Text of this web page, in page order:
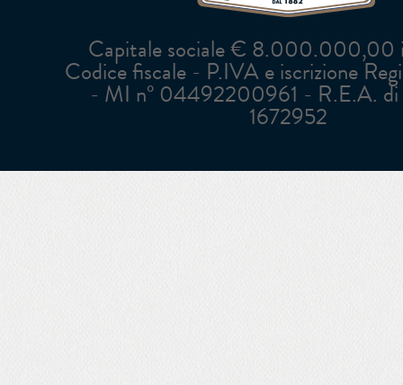
Capitale sociale € 8.000.000,00
Codice fiscale - P.IVA e iscrizione
- MI n° 04492200961 - R.E.A. di
1672952